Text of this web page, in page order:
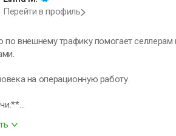
Перейти в профиль
по внешнему трафику помогает
на операционную работу.
и согласование размещений,